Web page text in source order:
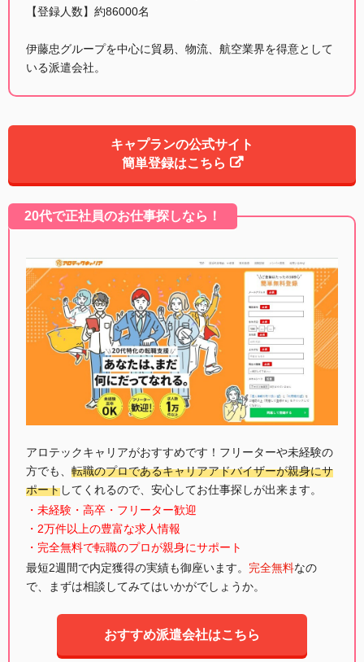
【登録人数】約86000名
伊藤忠グループを中心に貿易、物流、航空業界を得意として
いる派遣会社。
キャプランの公式サイト
簡単登録はこちら
20代で正社員のお仕事探しなら！
アロテックキャリアがおすすめです！フリーターや未経験の
方でも、 転職のプロであるキャリアアドバイザーが親身にサ
ポートしてくれるので、安心してお仕事探しが出来ます。
・未経験・高卒・フリーター歓迎
・2万件以上の豊富な求人情報
・完全無料で転職のプロが親身にサポート
最短2週間で内定獲得の実績も御座います。 完全無料なの
で、まずは相談してみてはいかがでしょうか。
おすすめ派遣会社はこちら